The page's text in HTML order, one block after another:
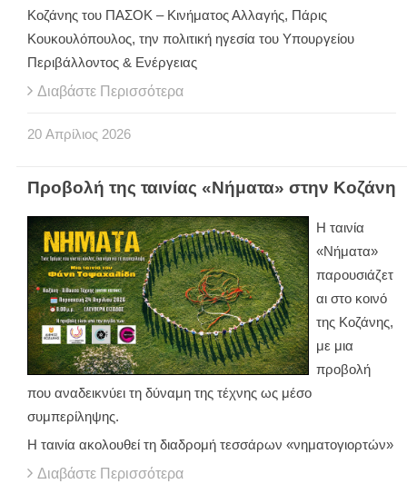
Κοζάνης του ΠΑΣΟΚ – Κινήματος Αλλαγής, Πάρις
Κουκουλόπουλος, την πολιτική ηγεσία του Υπουργείου
Περιβάλλοντος & Ενέργειας
Διαβάστε Περισσότερα
20 Απρίλιος 2026
Προβολή της ταινίας «Νήματα» στην Κοζάνη
Η ταινία
«Νήματα»
παρουσιάζετ
αι στο κοινό
της Κοζάνης,
με μια
προβολή
που αναδεικνύει τη δύναμη της τέχνης ως μέσο
συμπερίληψης.
Η ταινία ακολουθεί τη διαδρομή τεσσάρων «νηματογιορτών»
Διαβάστε Περισσότερα